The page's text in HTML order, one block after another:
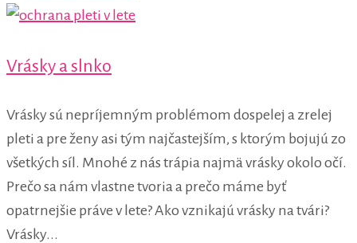
Vrásky a slnko
Vrásky sú nepríjemným problémom dospelej a zrelej
pleti a pre ženy asi tým najčastejším, s ktorým bojujú zo
všetkých síl. Mnohé z nás trápia najmä vrásky okolo očí.
Prečo sa nám vlastne tvoria a prečo máme byť
opatrnejšie práve v lete? Ako vznikajú vrásky na tvári?
Vrásky...